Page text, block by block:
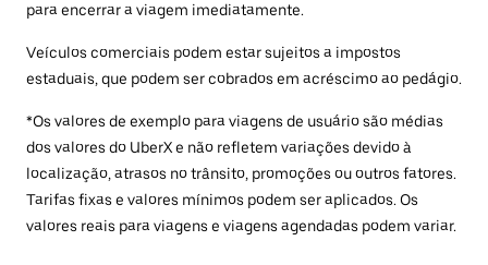
para encerrar a viagem imediatamente.
Veículos comerciais podem estar sujeitos a impostos
estaduais, que podem ser cobrados em acréscimo ao pedágio.
*Os valores de exemplo para viagens de usuário são médias
dos valores do UberX e não refletem variações devido à
localização, atrasos no trânsito, promoções ou outros fatores.
Tarifas fixas e valores mínimos podem ser aplicados. Os
valores reais para viagens e viagens agendadas podem variar.